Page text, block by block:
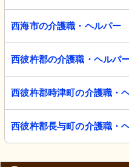
西海市の介護職・ヘルパー
西彼杵郡の介護職・ヘルパ
西彼杵郡時津町の介護職・
西彼杵郡長与町の介護職・